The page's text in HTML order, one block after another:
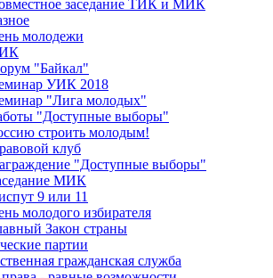
заседание ТИК и МИК
молодежи
"Байкал"
УИК 2018
"Лига молодых"
"Доступные выборы"
строить молодым!
клуб
"Доступные выборы"
МИК
9 или 11
молодого избирателя
Закон страны
партии
гражданская служба